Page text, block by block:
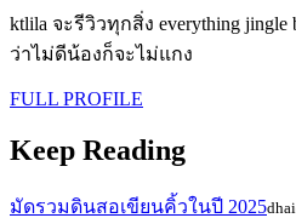
ktlila จะรีวิวทุกสิ่ง everything
ว่าไม่ดีน้องก็จะไม่แกง
FULL PROFILE
Keep Reading
มัดรวมดินสอเขียนคิ้วในปี 2025